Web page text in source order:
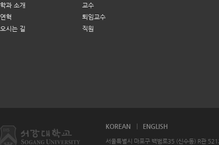
학과 소개
연혁
오시는 길
교수
퇴임교수
직원
KOREAN ENGLISH
서울특별시 마포구 백범로35 (신수동) R